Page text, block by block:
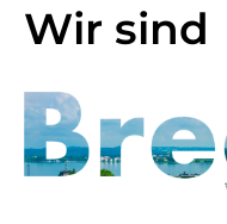
Wir sind